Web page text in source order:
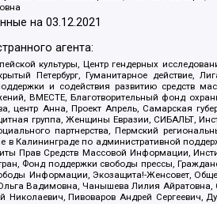
на03.12.2021
агента:
культуры, Центр гендерных
Петербург, Гуманитарное действие,
и содействия развитию средств
ВМЕСТЕ, Благотворительный фонд
центр Анна, Проект Апрель, Самарская
группа, Женщины Евразии, СИБАЛЬТ,
партнерства, Пермский
по административной
Прав Средств Массовой Информации,
Фонд поддержки свободы прессы,
Информации, Экозащита!-Женсовет,
Вадимовна, Чанышева Лилия Айратовна,
Пивоваров Андрей Сергеевич,